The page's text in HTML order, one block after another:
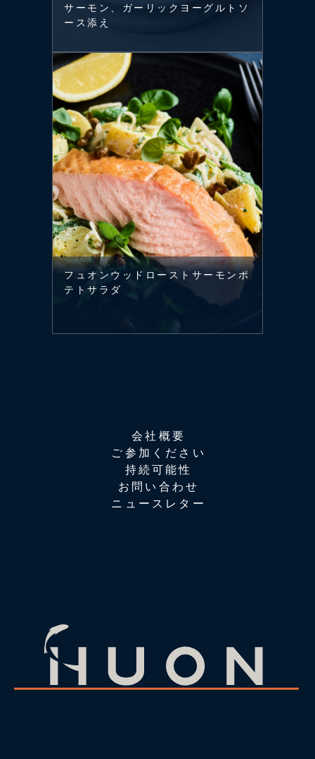
サーモン、ガーリックヨーグルトソ
ース添え
フュオンウッドローストサーモンポ
テトサラダ
会社概要
ご参加ください
持続可能性
お問い合わせ
ニュースレター